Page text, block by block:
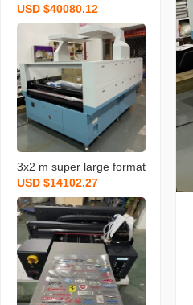
ser cutting machine fiber
metal laser cutting machi
ne stainless steel laser c
utting machine
USD $40080.12
3x2 m super large format
camera positioning cuttin
g machine double head f
our head fabric lace emb
roidery guillotine
USD $14102.27